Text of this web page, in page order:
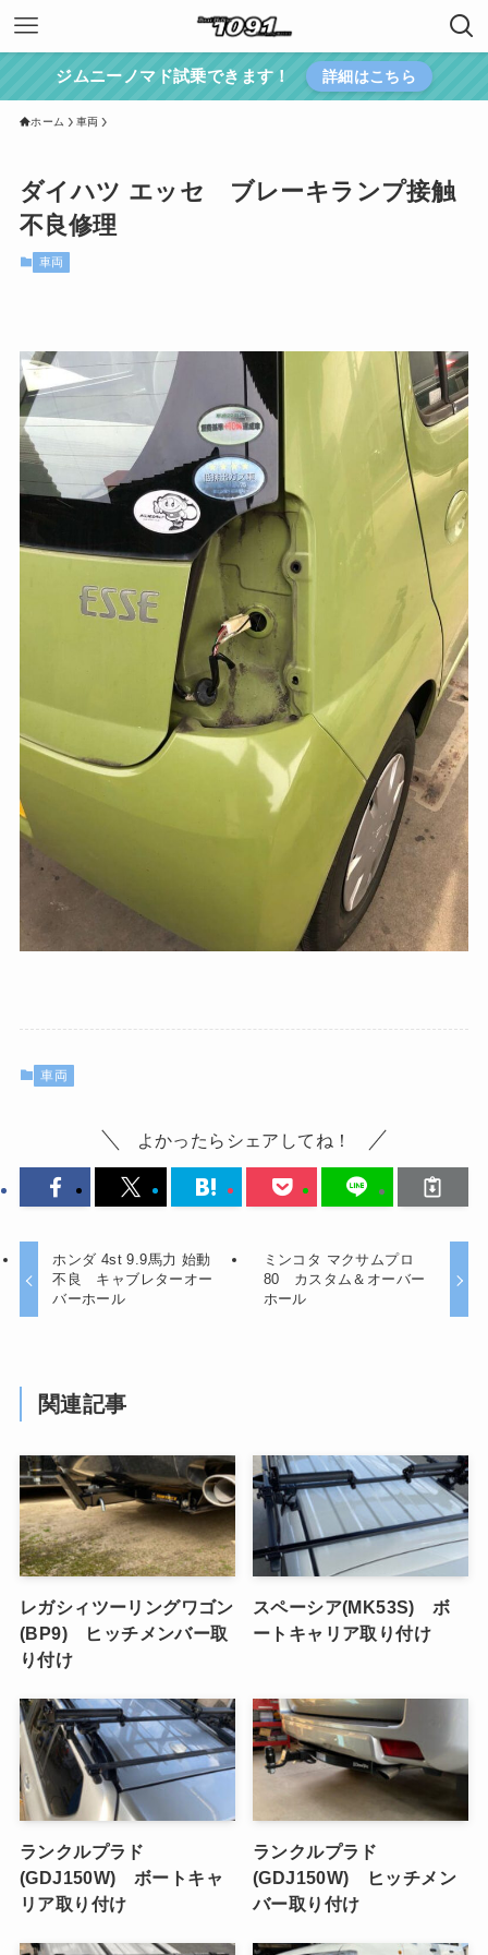
ジムニーノマド試乗できます！ 詳細はこちら
ホーム 車両
ダイハツ エッセ ブレーキランプ接触
不良修理
車両
車両
よかったらシェアしてね！
ホンダ 4st 9.9馬力 始動
不良 キャブレターオー
バーホール
ミンコタ マクサムプロ
80 カスタム＆オーバー
ホール
関連記事
レガシィツーリングワゴン
(BP9) ヒッチメンバー取
り付け
スペーシア(MK53S) ボ
ートキャリア取り付け
ランクルプラド
(GDJ150W) ボートキャ
リア取り付け
ランクルプラド
(GDJ150W) ヒッチメン
バー取り付け